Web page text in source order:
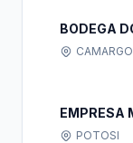
BODEGA
CAMARGO
EMPRESA
POTOSI